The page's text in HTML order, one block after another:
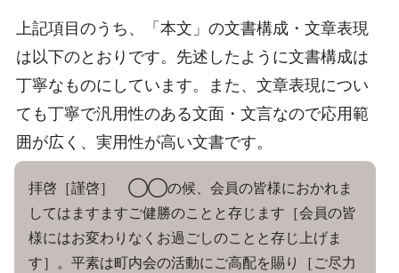
上記項目のうち、「本文」の文書構成・文章表現
は以下のとおりです。先述したように文書構成は
丁寧なものにしています。また、文章表現につい
ても丁寧で汎用性のある文面・文言なので応用範
囲が広く、実用性が高い文書です。
拝啓［謹啓］ ◯◯の候、会員の皆様におかれま
してはますますご健勝のことと存じます［会員の皆
様にはお変わりなくお過ごしのことと存じ上げま
す］。平素は町内会の活動にご高配を賜り［ご尽力